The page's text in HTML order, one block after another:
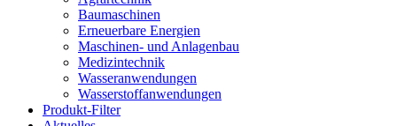
Baumaschinen
Erneuerbare Energien
Maschinen- und Anlagenbau
Medizintechnik
Wasseranwendungen
Wasserstoffanwendungen
Produkt-Filter